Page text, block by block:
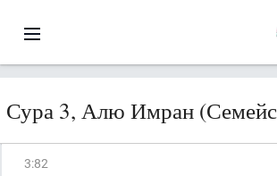
Сура 3, Алю Имран
3:82